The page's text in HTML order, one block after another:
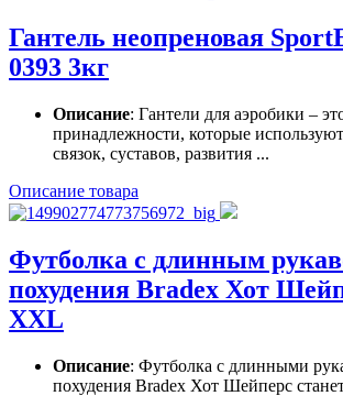
Гантель неопреновая
0393 3кг
Описание: Гантели для аэробики –
принадлежности, которые
связок, суставов, развития ...
Описание товара
Футболка с длинным
похудения Bradex Хот
XXL
Описание: Футболка с длинными
похудения Bradex Хот Шейперс